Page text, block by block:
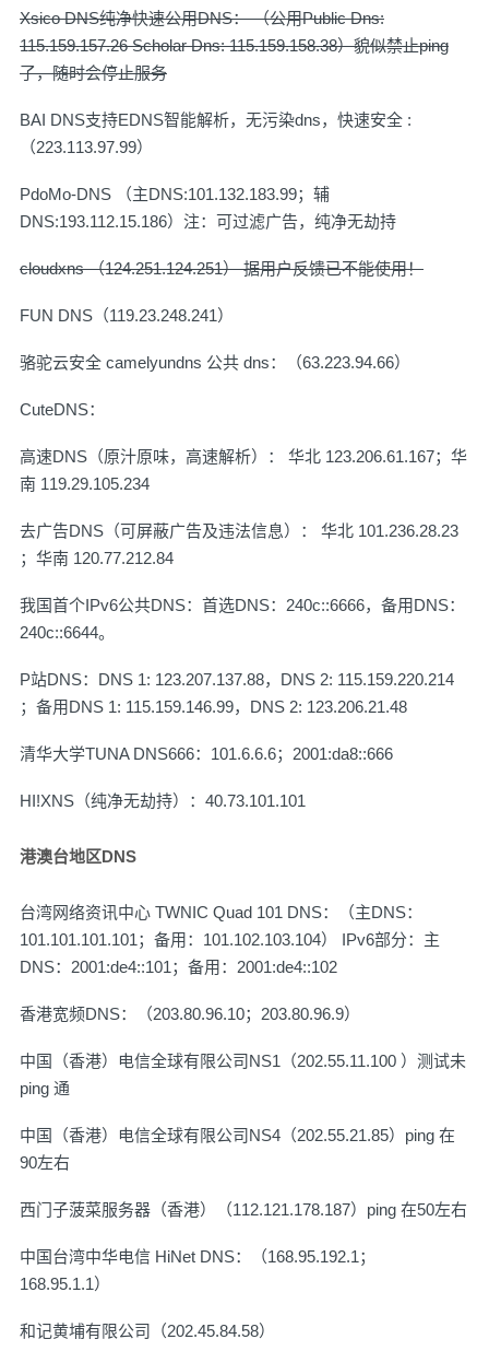
Xsico DNS纯净快速公用DNS： （公用Public Dns:
115.159.157.26 Scholar Dns: 115.159.158.38）貌似禁止ping
了，随时会停止服务
BAI DNS支持EDNS智能解析，无污染dns，快速安全 :
（223.113.97.99）
PdoMo-DNS （主DNS:101.132.183.99；辅
DNS:193.112.15.186）注：可过滤广告，纯净无劫持
cloudxns （124.251.124.251） 据用户反馈已不能使用！
FUN DNS（119.23.248.241）
骆驼云安全 camelyundns 公共 dns：（63.223.94.66）
CuteDNS：
高速DNS（原汁原味，高速解析）： 华北 123.206.61.167；华
南 119.29.105.234
去广告DNS（可屏蔽广告及违法信息）： 华北 101.236.28.23
；华南 120.77.212.84
我国首个IPv6公共DNS：首选DNS：240c::6666，备用DNS：
240c::6644。
P站DNS：DNS 1: 123.207.137.88，DNS 2: 115.159.220.214
；备用DNS 1: 115.159.146.99，DNS 2: 123.206.21.48
清华大学TUNA DNS666：101.6.6.6；2001:da8::666
HI!XNS（纯净无劫持）：40.73.101.101
港澳台地区DNS
台湾网络资讯中心 TWNIC Quad 101 DNS：（主DNS：
101.101.101.101；备用：101.102.103.104） IPv6部分：主
DNS：2001:de4::101；备用：2001:de4::102
香港宽频DNS：（203.80.96.10；203.80.96.9）
中国（香港）电信全球有限公司NS1（202.55.11.100 ）测试未
ping 通
中国（香港）电信全球有限公司NS4（202.55.21.85）ping 在
90左右
西门子菠菜服务器（香港）（112.121.178.187）ping 在50左右
中国台湾中华电信 HiNet DNS：（168.95.192.1；
168.95.1.1）
和记黄埔有限公司（202.45.84.58）